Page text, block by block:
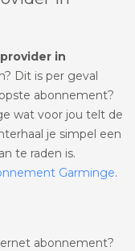
in
Dit is per geval
abonnement?
wat voor jou telt de
je simpel een
te raden is.
Garminge.
abonnement?